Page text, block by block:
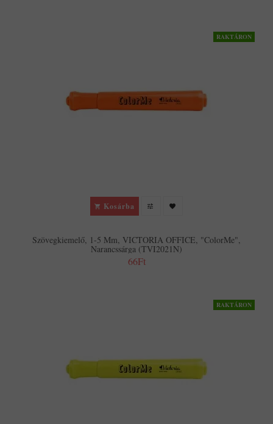
RAKTÁRON
Kosárba
Szövegkiemelő, 1-5 Mm, VICTORIA OFFICE, "ColorMe",
Narancssárga (TVI2021N)
66Ft
RAKTÁRON